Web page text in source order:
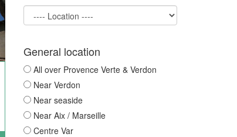
General location
All over Provence Verte & Verdon
Near Verdon
Near seaside
Near Aix / Marseille
Centre Var